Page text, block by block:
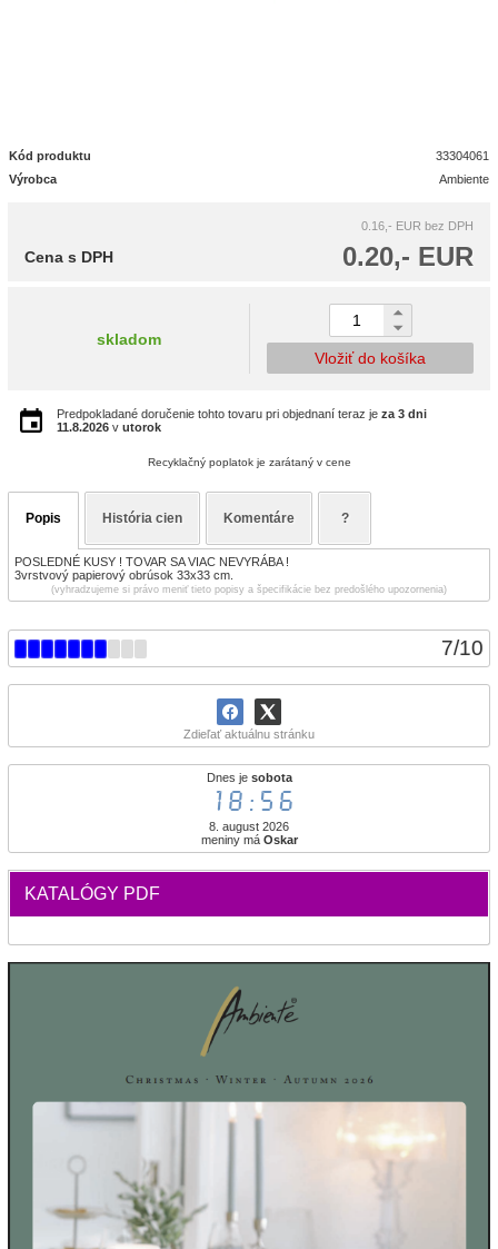
7/10
Zdieľať aktuálnu stránku
Dnes je sobota
18:56
8. august 2026
meniny má Oskar
KATALÓGY PDF
Kód produktu
33304061
Výrobca
Ambiente
0.16,- EUR bez DPH
0.20,- EUR
Cena s DPH
skladom
Vložiť do košíka
Predpokladané doručenie tohto tovaru pri objednaní teraz je za 3 dni
11.8.2026 v utorok
Recyklačný poplatok je zarátaný v cene
Popis História cien Komentáre ?
POSLEDNÉ KUSY ! TOVAR SA VIAC NEVYRÁBA !
3vrstvový papierový obrúsok 33x33 cm.
(vyhradzujeme si právo meniť tieto popisy a špecifikácie bez predošlého upozornenia)